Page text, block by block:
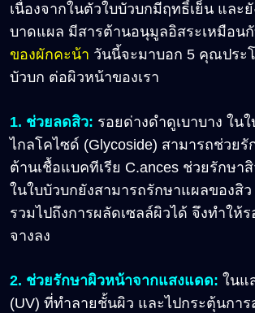
เนื่องจากในตัวใบบัวบกมีฤทธิ์เย็น และ
บาดแผล มีสารต้านอนุมูลอิสระเหมือน
ของผักคะน้า วันนี้จะมาบอก 5 คุณประ
บัวบก ต่อผิวหน้าของเรา
1. ช่วยลดสิว: รอยด่างดำดูเบาบาง ใน
ไกลโคไซด์ (Glycoside) สามารถช่วยรั
ต้านเชื้อแบคทีเรีย C.ances ช่วยรักษา
ในใบบัวบกยังสามารถรักษาแผลของสิ
รวมไปถึงการผลัดเซลล์ผิวได้ จึงทำให้
จางลง
2. ช่วยรักษาผิวหน้าจากแสงแดด: ในแ
(UV) ที่ทำลายชั้นผิว และไปกระตุ้นการ